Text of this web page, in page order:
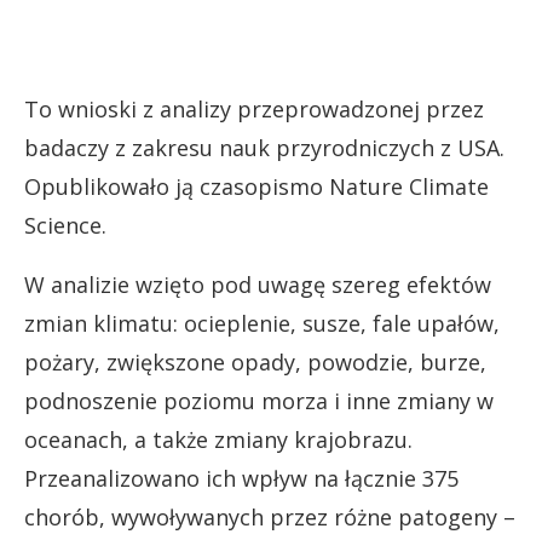
To wnioski z analizy przeprowadzonej przez
badaczy z zakresu nauk przyrodniczych z USA.
Opublikowało ją czasopismo Nature Climate
Science.
W analizie wzięto pod uwagę szereg efektów
zmian klimatu: ocieplenie, susze, fale upałów,
pożary, zwiększone opady, powodzie, burze,
podnoszenie poziomu morza i inne zmiany w
oceanach, a także zmiany krajobrazu.
Przeanalizowano ich wpływ na łącznie 375
chorób, wywoływanych przez różne patogeny –